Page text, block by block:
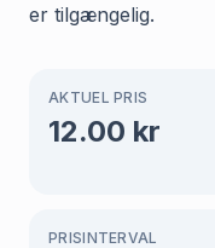
er tilgængelig.
AKTUEL PRIS
12.00 kr
PRISINTERVAL